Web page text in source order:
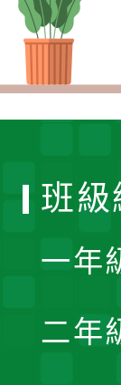
班級
一年
二年